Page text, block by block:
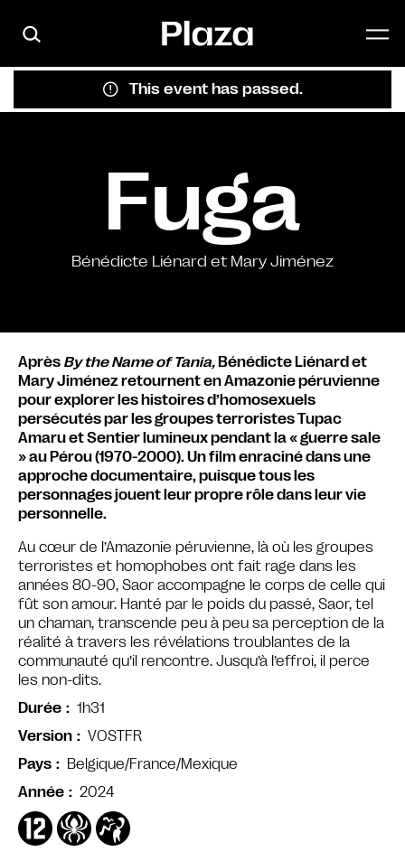
This event has passed.
Fuga
Bénédicte Liénard et Mary Jiménez
Après By the Name of Tania, Bénédicte Liénard et
Mary Jiménez retournent en Amazonie péruvienne
pour explorer les histoires d’homosexuels
persécutés par les groupes terroristes Tupac
Amaru et Sentier lumineux pendant la « guerre sale
» au Pérou (1970-2000). Un film enraciné dans une
approche documentaire, puisque tous les
personnages jouent leur propre rôle dans leur vie
personnelle.
Au cœur de l’Amazonie péruvienne, là où les groupes
terroristes et homophobes ont fait rage dans les
années 80-90, Saor accompagne le corps de celle qui
fût son amour. Hanté par le poids du passé, Saor, tel
un chaman, transcende peu à peu sa perception de la
réalité à travers les révélations troublantes de la
communauté qu’il rencontre. Jusqu’à l’effroi, il perce
les non-dits.
Durée
1h31
Version
VOSTFR
Pays
Belgique/France/Mexique
Année
2024